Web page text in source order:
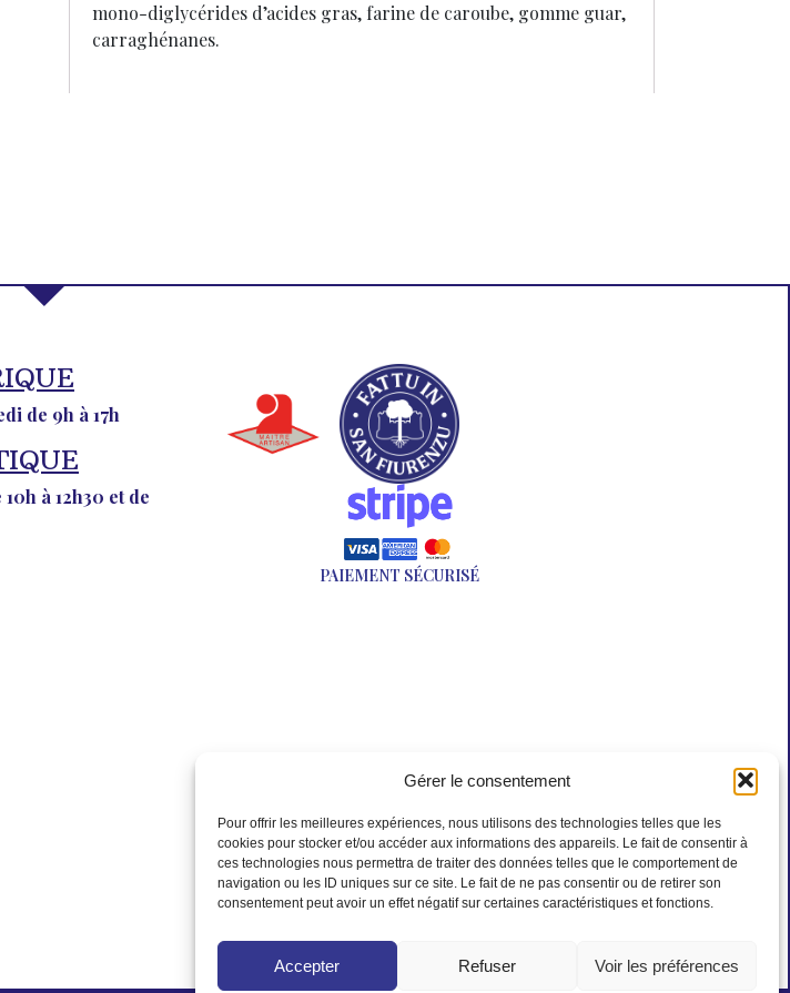
Gérer le consentement
Pour offrir les meilleures expériences, nous utilisons des technologies telles que les
cookies pour stocker et/ou accéder aux informations des appareils. Le fait de consentir à
ces technologies nous permettra de traiter des données telles que le comportement de
navigation ou les ID uniques sur ce site. Le fait de ne pas consentir ou de retirer son
consentement peut avoir un effet négatif sur certaines caractéristiques et fonctions.
Accepter Refuser Voir les préférences
mono-diglycérides d’acides gras, farine de caroube, gomme guar,
carraghénanes.
de 9h à 17h
à 12h30 et de
PAIEMENT SÉCURISÉ